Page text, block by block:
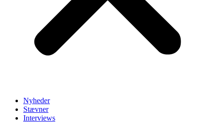
Nyheder
Stævner
Interviews